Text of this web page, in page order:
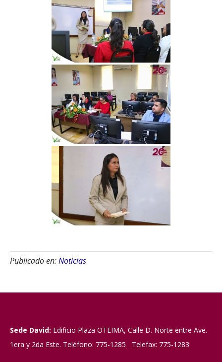
Publicado en:Noticias
Sede David: Edificio Plaza OTEIMA, Calle D. Norte entre Ave.
1era y 2da Este. Teléfono: 775-1285 Telefax: 775-1283